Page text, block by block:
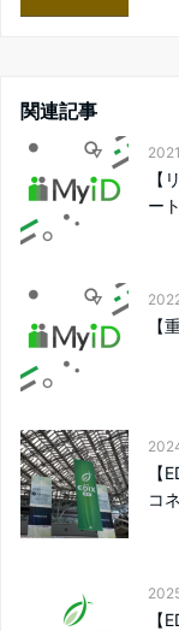
関連記事
【
ー
【
【
コ
【